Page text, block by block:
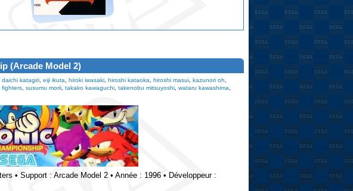
(Arcade Model 2)
daichi katagiri, eiji ikuta, hiroki iwasaki, hiroshi kataoka, hiroshi masui, kazunori oh,
fighters, susumu morii, takako kawaguchi, takenobu mitsuyoshi, wataru kawashima
• Support : Arcade Model 2 • Année : 1996 • Développeur :